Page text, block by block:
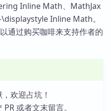
Inline Math、MathJax
Inline Math。
通过购买咖啡来支持作者的
欢迎占坑！
或者文末留言。